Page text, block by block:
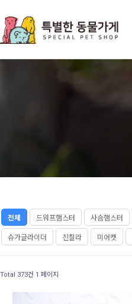
전체 드워프햄스터 사슴햄스터
슈가글라이더 친칠라 미어캣
Total 373건 1 페이지